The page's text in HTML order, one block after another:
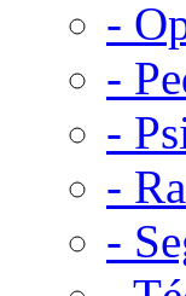
-
-
-
-
-